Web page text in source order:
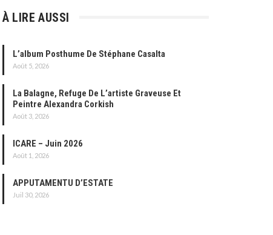
À LIRE AUSSI
L’album Posthume De Stéphane Casalta
Août 5, 2026
La Balagne, Refuge De L’artiste Graveuse Et
Peintre Alexandra Corkish
Août 3, 2026
ICARE – Juin 2026
Août 1, 2026
APPUTAMENTU D’ESTATE
Juil 30, 2026